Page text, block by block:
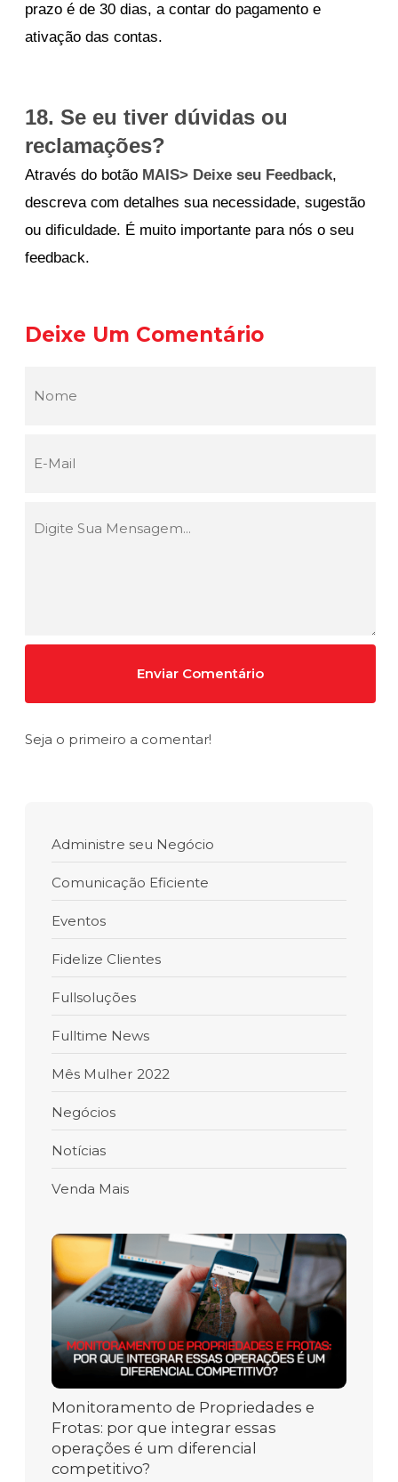
prazo é de 30 dias, a contar do pagamento e
ativação das contas.
18. Se eu tiver dúvidas ou
reclamações?
Através do botão MAIS> Deixe seu Feedback,
descreva com detalhes sua necessidade, sugestão
ou dificuldade. É muito importante para nós o seu
feedback.
Deixe Um Comentário
Seja o primeiro a comentar!
Administre seu Negócio
Comunicação Eficiente
Eventos
Fidelize Clientes
Fullsoluções
Fulltime News
Mês Mulher 2022
Negócios
Notícias
Venda Mais
Monitoramento de Propriedades e
Frotas: por que integrar essas
operações é um diferencial
competitivo?